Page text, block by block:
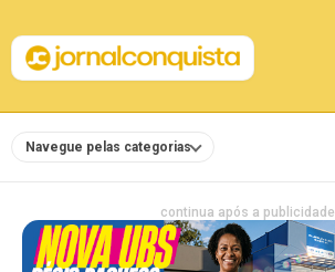
Navegue pelas categorias
continua após a publicidade